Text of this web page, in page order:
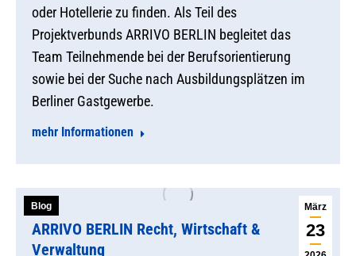
oder Hotellerie zu finden. Als Teil des
Projektverbunds ARRIVO BERLIN begleitet das
Team Teilnehmende bei der Berufsorientierung
sowie bei der Suche nach Ausbildungsplätzen im
Berliner Gastgewerbe.
mehr Informationen
März
23
Blog
ARRIVO BERLIN Recht, Wirtschaft &
Verwaltung